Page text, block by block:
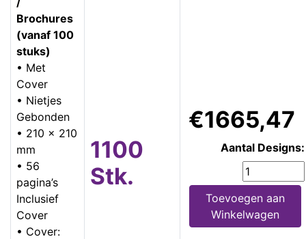
Brochures
(vanaf 100
stuks)
• Met
Cover
• Nietjes
Gebonden
• 210 x 210
mm
• 56
pagina’s
Inclusief
Cover
• Cover:
1100
Stk.
€1665,47
Aantal Designs:
Toevoegen aan
Winkelwagen